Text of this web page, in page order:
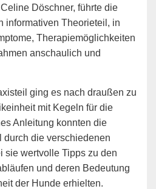
Döschner, führte die
informativen Theorieteil, in
Therapiemöglichkeiten
anschaulich und
ging es nach draußen zu
mit Kegeln für die
Anleitung konnten die
durch die verschiedenen
sie wertvolle Tipps zu den
und deren Bedeutung
der Hunde erhielten.